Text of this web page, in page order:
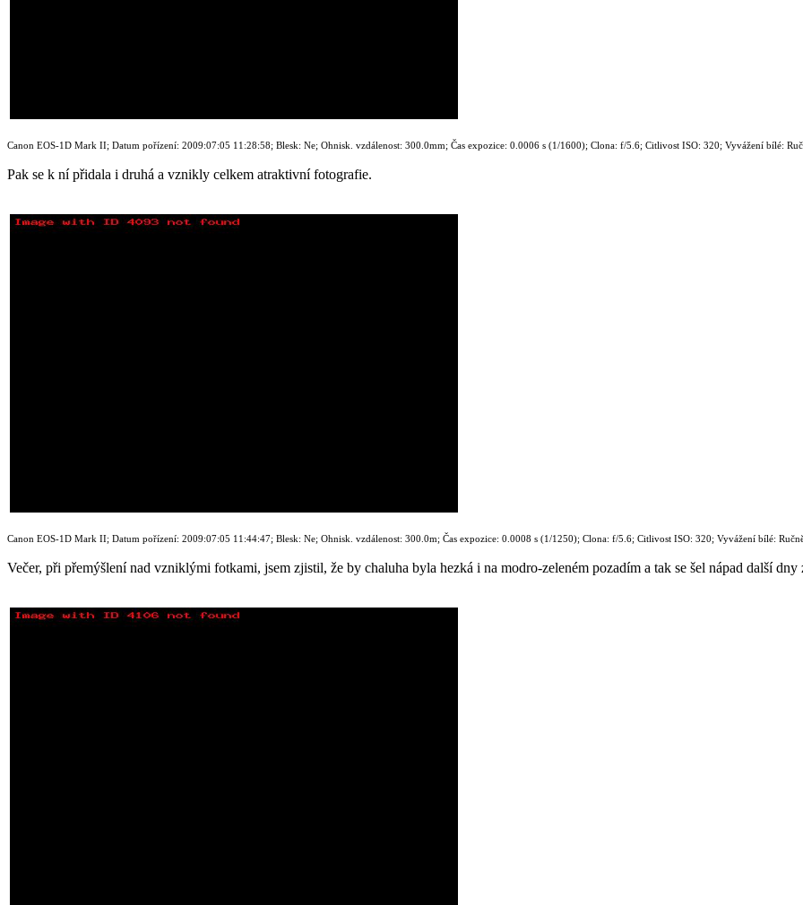
Canon EOS-1D Mark II; Datum pořízení: 2009:07:05 11:28:58; Blesk: Ne; Ohnisk. vzdálenost: 300.0mm; Čas expozice: 0.0006 s (1/1600); Clona: f/5.6; Citlivost ISO: 320; Vyvážení bílé:
Pak se k ní přidala i druhá a vznikly celkem atraktivní fotografie.
Canon EOS-1D Mark II; Datum pořízení: 2009:07:05 11:44:47; Blesk: Ne; Ohnisk. vzdálenost: 300.0m; Čas expozice: 0.0008 s (1/1250); Clona: f/5.6; Citlivost ISO: 320; Vyvážení bílé:
Večer, při přemýšlení nad vzniklými fotkami, jsem zjistil, že by chaluha byla hezká i na modro-zeleném pozadím a tak se šel nápad další dny